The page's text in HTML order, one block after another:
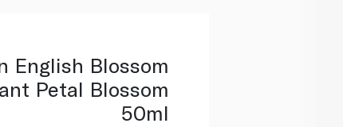
English Blossom
Petal Blossom
50ml